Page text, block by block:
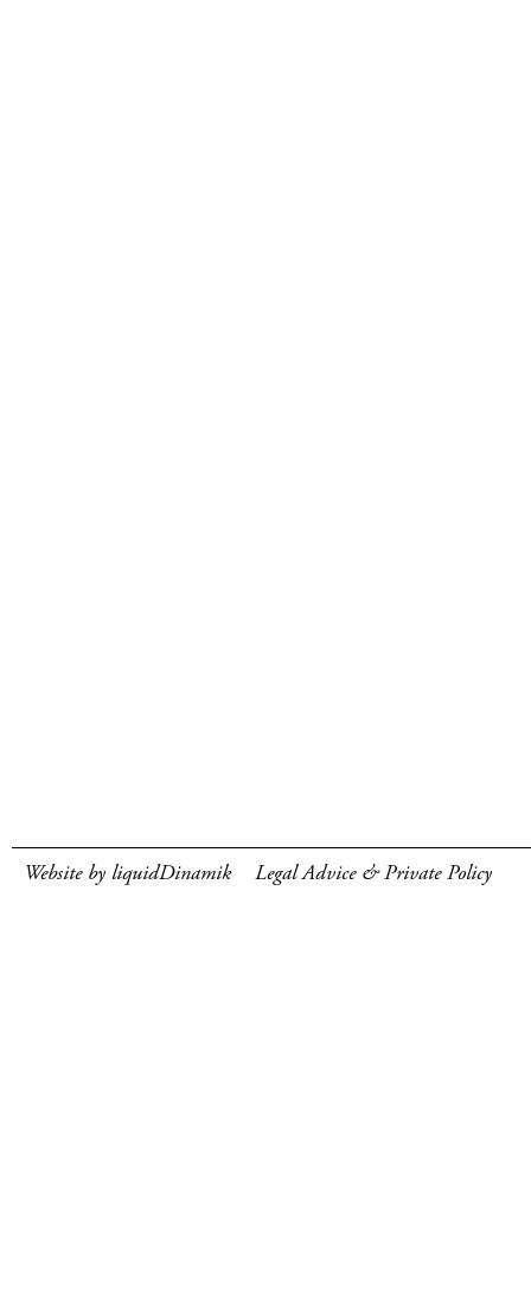
Website by liquidDinamik Legal Advice & Private Policy